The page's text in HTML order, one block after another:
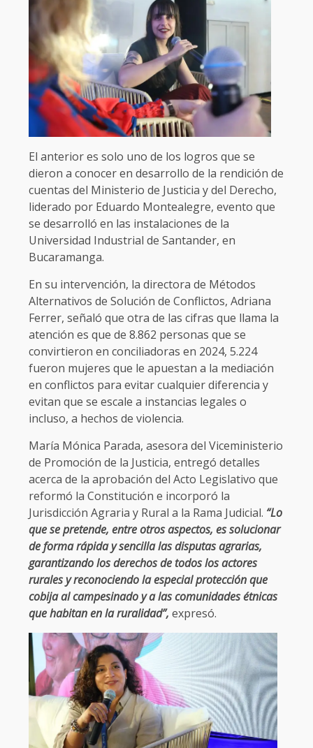
El anterior es solo uno de los logros que se
dieron a conocer en desarrollo de la rendición de
cuentas del Ministerio de Justicia y del Derecho,
liderado por Eduardo Montealegre, evento que
se desarrolló en las instalaciones de la
Universidad Industrial de Santander, en
Bucaramanga.
En su intervención, la directora de Métodos
Alternativos de Solución de Conflictos, Adriana
Ferrer, señaló que otra de las cifras que llama la
atención es que de 8.862 personas que se
convirtieron en conciliadoras en 2024, 5.224
fueron mujeres que le apuestan a la mediación
en conflictos para evitar cualquier diferencia y
evitan que se escale a instancias legales o
incluso, a hechos de violencia.
María Mónica Parada, asesora del Viceministerio
de Promoción de la Justicia, entregó detalles
acerca de la aprobación del Acto Legislativo que
reformó la Constitución e incorporó la
Jurisdicción Agraria y Rural a la Rama Judicial. “Lo
que se pretende, entre otros aspectos, es solucionar
de forma rápida y sencilla las disputas agrarias,
garantizando los derechos de todos los actores
rurales y reconociendo la especial protección que
cobija al campesinado y a las comunidades étnicas
que habitan en la ruralidad”, expresó.